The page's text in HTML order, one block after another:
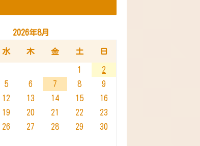
2026年8月
水 木 金 土 日
1
2
5 6 7 8
9
12 13 14 15
16
19 20 21 22
23
26 27 28 29
30